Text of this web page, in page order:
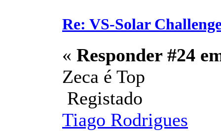
Re: VS-Solar
« Responder #24
Zeca é Top
Registado
Tiago Rodrigues